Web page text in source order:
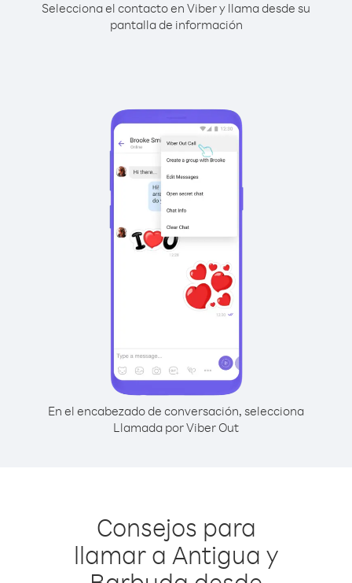
Selecciona el contacto en Viber y llama desde su
pantalla de información
En el encabezado de conversación, selecciona
Llamada por Viber Out
Consejos para
llamar a Antigua y